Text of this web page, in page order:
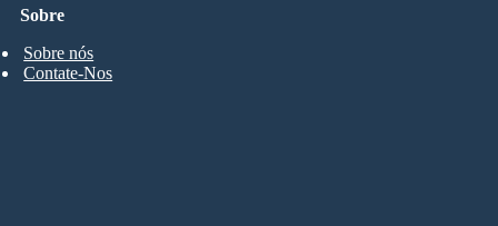
Sobre
Sobre nós
Contate-Nos